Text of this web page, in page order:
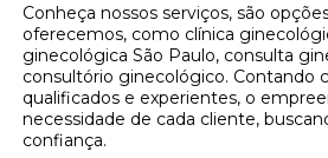
Conheça nossos serviços, são
oferecemos, como clínica
ginecológica São Paulo, consulta
consultório ginecológico. Contando
qualificados e experientes, o
necessidade de cada cliente,
confiança.